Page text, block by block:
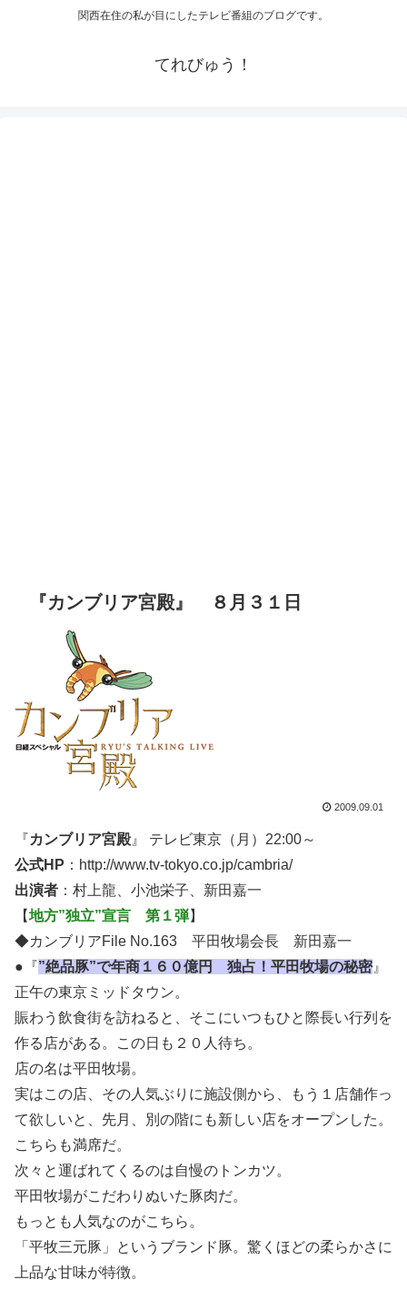
関西在住の私が目にしたテレビ番組のブログです。
てれびゅう！
『カンブリア宮殿』 ８月３１日
2009.09.01
『カンブリア宮殿』 テレビ東京（月）22:00～
公式HP ：http://www.tv-tokyo.co.jp/cambria/
出演者 ：村上龍、小池栄子、新田嘉一
【地方”独立”宣言 第１弾】
◆カンブリアFile No.163 平田牧場会長 新田嘉一
●『”絶品豚”で年商１６０億円 独占！平田牧場の秘密』
正午の東京ミッドタウン。
賑わう飲食街を訪ねると、そこにいつもひと際長い行列を
作る店がある。この日も２０人待ち。
店の名は平田牧場。
実はこの店、その人気ぶりに施設側から、もう１店舗作っ
て欲しいと、先月、別の階にも新しい店をオープンした。
こちらも満席だ。
次々と運ばれてくるのは自慢のトンカツ。
平田牧場がこだわりぬいた豚肉だ。
もっとも人気なのがこちら。
「平牧三元豚」というブランド豚。驚くほどの柔らかさに
上品な甘味が特徴。